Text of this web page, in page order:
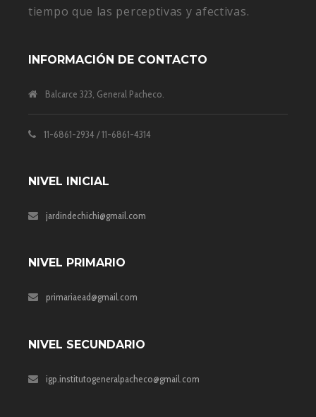
tiempo que las perceptivas y afectivas.
INFORMACIÓN DE CONTACTO
Balcarce 323, General Pacheco.
11-6861-2934 / 11-6861-4314
NIVEL INICIAL
jardindechichi@gmail.com
NIVEL PRIMARIO
primariaead@gmail.com
NIVEL SECUNDARIO
igp.institutogeneralpacheco@gmail.com